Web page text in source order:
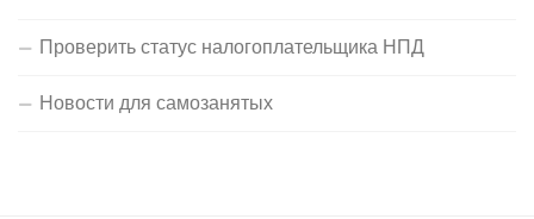
Проверить статус налогоплательщика НПД
Новости для самозанятых